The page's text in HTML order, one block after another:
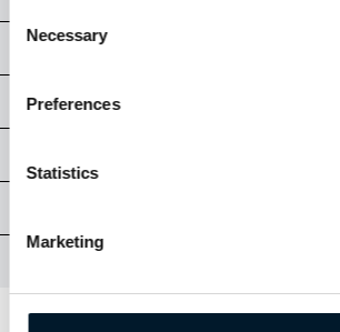
Selection
Necessary
Preferences
Statistics
Marketing
KAPITEL 5 - STS
KAPITEL 6 - STS